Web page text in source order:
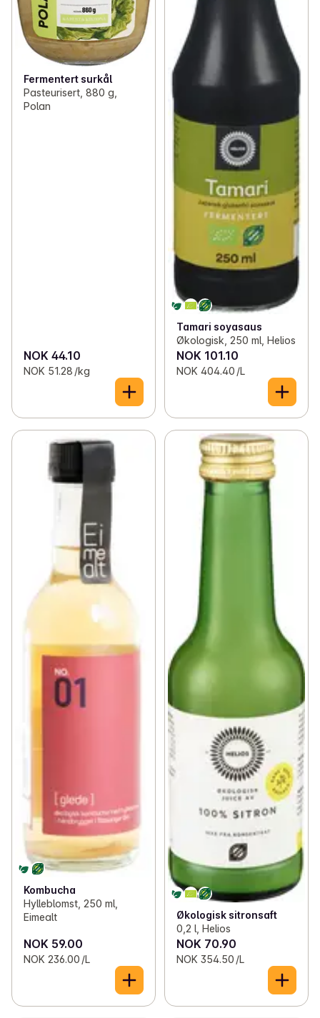
Fermentert surkål
Pasteurisert, 880 g,
Polan
NOK 44.10
NOK 51.28 /kg
Tamari soyasaus
Økologisk, 250 ml, Helios
NOK 101.10
NOK 404.40 /L
Kombucha
Hylleblomst, 250 ml,
Eimealt
NOK 59.00
NOK 236.00 /L
Økologisk sitronsaft
0,2 l, Helios
NOK 70.90
NOK 354.50 /L